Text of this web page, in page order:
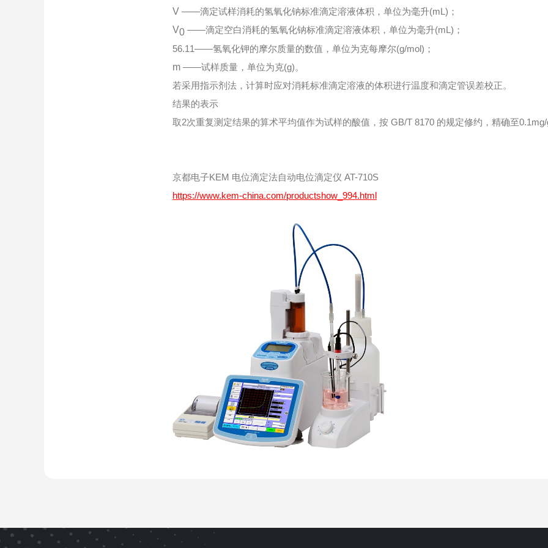
V ——滴定试样消耗的氢氧化钠标准滴定溶液体积，单位为毫升(mL)；
V0 ——滴定空白消耗的氢氧化钠标准滴定溶液体积，单位为毫升(mL)；
56.11——氢氧化钾的摩尔质量的数值，单位为克每摩尔(g/mol)；
m ——试样质量，单位为克(g)。
若采用指示剂法，计算时应对消耗标准滴定溶液的体积进行温度和滴定管误差校正。
结果的表示
取2次重复测定结果的算术平均值作为试样的酸值，按 GB/T 8170 的规定修约，精确至
京都电子KEM 电位滴定法自动电位滴定仪 AT-710S
https://www.kem-china.com/productshow_994.html